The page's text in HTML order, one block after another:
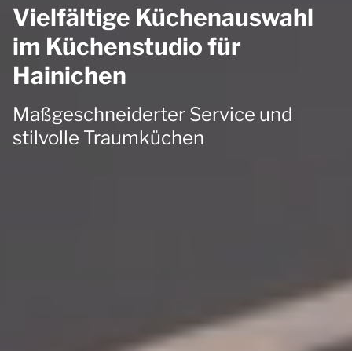
Vielfältige Küchenauswahl
im Küchenstudio für
Hainichen
Maßgeschneiderter Service und
stilvolle Traumküchen